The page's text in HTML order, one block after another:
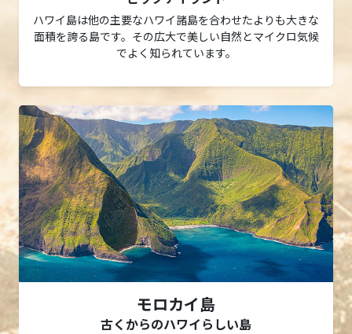
ハワイ島は他の主要なハワイ諸島を合わせたよりも大きな
面積を誇る島です。その広大で美しい自然とマイクロ気候
でよく知られています。
モロカイ島
古くからのハワイらしい島